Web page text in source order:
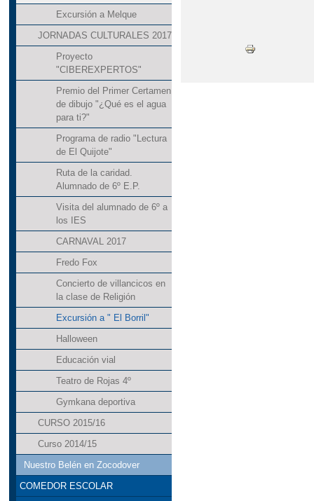
Excursión a Melque
JORNADAS CULTURALES 2017
Proyecto
"CIBEREXPERTOS"
Premio del Primer Certamen
de dibujo "¿Qué es el agua
para ti?"
Programa de radio "Lectura
de El Quijote"
Ruta de la caridad.
Alumnado de 6º E.P.
Visita del alumnado de 6º a
los IES
CARNAVAL 2017
Fredo Fox
Concierto de villancicos en
la clase de Religión
Excursión a " El Borril"
Halloween
Educación vial
Teatro de Rojas 4º
Gymkana deportiva
CURSO 2015/16
Curso 2014/15
Nuestro Belén en Zocodover
COMEDOR ESCOLAR